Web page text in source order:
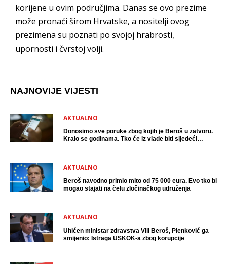
korijene u ovim područjima. Danas se ovo prezime
može pronaći širom Hrvatske, a nositelji ovog
prezimena su poznati po svojoj hrabrosti,
upornosti i čvrstoj volji.
NAJNOVIJE VIJESTI
AKTUALNO
Donosimo sve poruke zbog kojih je Beroš u zatvoru.
Kralo se godinama. Tko će iz vlade biti sljedeći
AKTUALNO
Beroš navodno primio mito od 75 000 eura. Evo tko bi
mogao stajati na čelu zločinačkog udruženja
AKTUALNO
Uhićen ministar zdravstva Vili Beroš, Plenković ga
smijenio: Istraga USKOK-a zbog korupcije